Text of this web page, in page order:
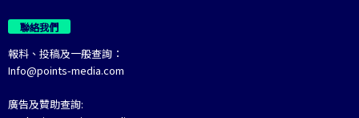
聯絡我們
報料、投稿及一般查詢：
Info@points-media.com
廣告及贊助查詢: